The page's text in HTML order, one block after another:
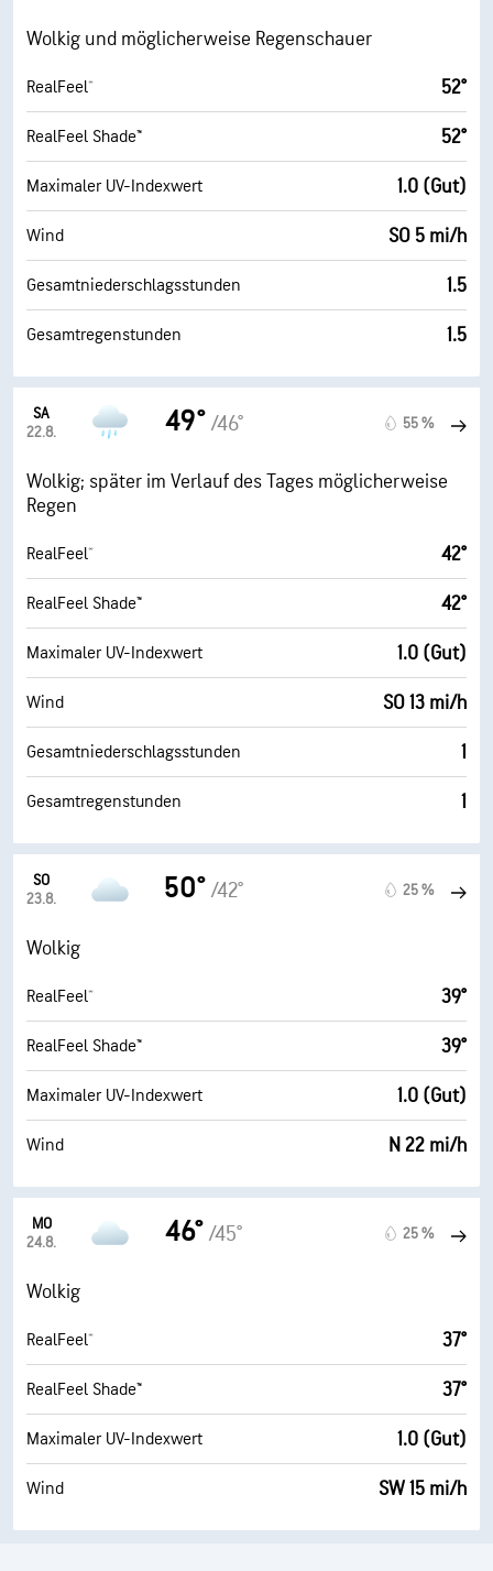
Wolkig und möglicherweise Regenschauer
RealFeel® 52°
RealFeel Shade™ 52°
Maximaler UV-Indexwert 1.0 (Gut)
Wind SO 5 mi/h
Gesamtniederschlagsstunden 1.5
Gesamtregenstunden 1.5
SA
22.8.
49° /46° 55 %
Wolkig; später im Verlauf des Tages möglicherweise
Regen
RealFeel® 42°
RealFeel Shade™ 42°
Maximaler UV-Indexwert 1.0 (Gut)
Wind SO 13 mi/h
Gesamtniederschlagsstunden 1
Gesamtregenstunden 1
SO
23.8.
50° /42° 25 %
Wolkig
RealFeel® 39°
RealFeel Shade™ 39°
Maximaler UV-Indexwert 1.0 (Gut)
Wind N 22 mi/h
MO
24.8.
46° /45° 25 %
Wolkig
RealFeel® 37°
RealFeel Shade™ 37°
Maximaler UV-Indexwert 1.0 (Gut)
Wind SW 15 mi/h